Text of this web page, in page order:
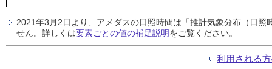
2021年3月2日より、アメダスの日照時間は「推計気象分布（日
せん。詳しくは要素ごとの値の補足説明をご覧ください。
利用される